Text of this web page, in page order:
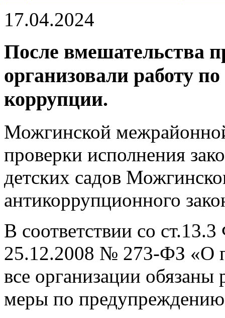
17.04.2024
После вмешательства
организовали работу
коррупции.
Можгинской
проверки исполнения
детских садов
антикоррупционного
В соответствии со
25.12.2008 № 273-ФЗ «О
все организации обязаны
меры по